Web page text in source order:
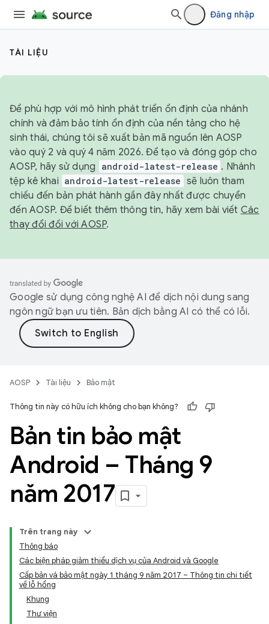
Đăng nhập
TÀI LIỆU
Để phù hợp với mô hình phát triển ổn định của nhánh
chính và đảm bảo tính ổn định của nền tảng cho hệ
sinh thái, chúng tôi sẽ xuất bản mã nguồn lên AOSP
vào quý 2 và quý 4 năm 2026. Để tạo và đóng góp cho
AOSP, hãy sử dụng
android-latest-release . Nhánh
tệp kê khai android-latest-release sẽ luôn tham
chiếu đến bản phát hành gần đây nhất được chuyển
đến AOSP. Để biết thêm thông tin, hãy xem bài viết Các
thay đổi đối với AOSP.
Google sử dụng công nghệ AI để dịch nội dung sang
ngôn ngữ bạn ưu tiên. Bản dịch bằng AI có thể có lỗi.
AOSP Tài liệu Bảo mật
Thông tin này có hữu ích không cho bạn không?
Bản tin bảo mật
Android – Tháng 9
năm 2017
Trên trang này
Thông báo
Các biện pháp giảm thiểu dịch vụ của Android và Google
Cấp bản vá bảo mật ngày 1 tháng 9 năm 2017 – Thông tin chi tiết
về lỗ hổng
Khung
Thư viện